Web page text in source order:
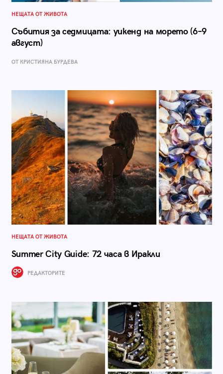
НЕЩАТА ОТ ЖИВОТА
Събития за седмицата: уикенд на морето (6–9
август)
ОТ КРИСТИЯНА БУРДЕВА
НЕЩАТА ОТ ЖИВОТА
Summer City Guide: 72 часа в Иракли
РЕДАКТОРИТЕ